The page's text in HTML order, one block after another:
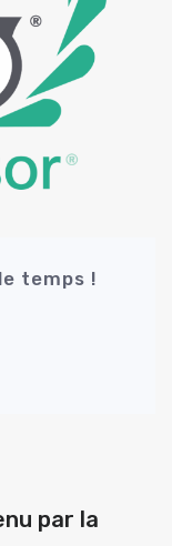
temps !
par la